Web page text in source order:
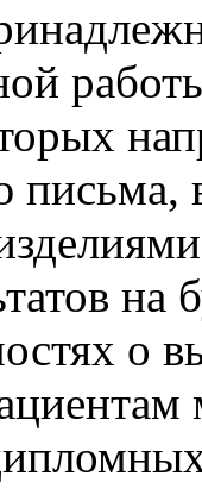
на
о